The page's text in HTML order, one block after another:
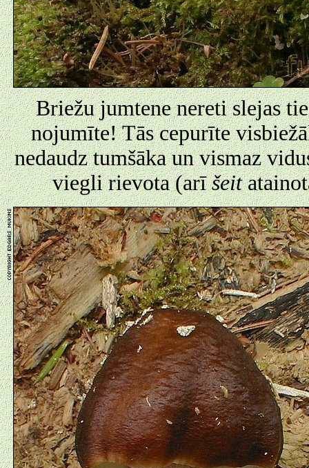
Briežu jumtene nereti slejas
nojumīte! Tās cepurīte
nedaudz tumšāka un vismaz
viegli rievota (arīšeit